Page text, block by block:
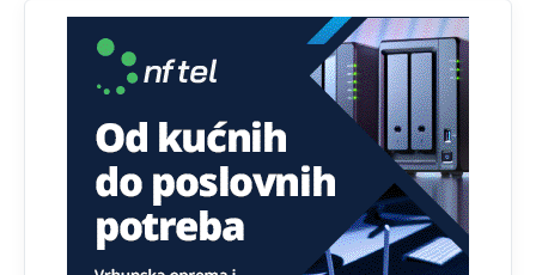
nepismeno, što čini 38,7% ukupnog stanovništva starijeg
od 10 godina
Анонимно2818605
Prema podacima o informaciono-komunikacionim
tehnologijama, čak 33,4% domaćinstava u BiH uopšte
nema pristup računaru bilo koje vrste (desktop, laptop ili
tablet
Анонимно2818605
11:34